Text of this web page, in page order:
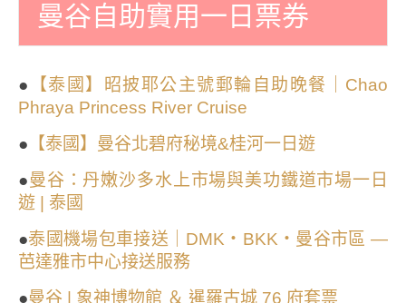
曼谷自助實用一日票券
●
【泰國】昭披耶公主號郵輪自助晚餐｜Chao
Phraya Princess River Cruise
● 【泰國】曼谷北碧府秘境&桂河一日遊
●曼谷：丹嫩沙多水上市場與美功鐵道市場一日
遊 | 泰國
●泰國機場包車接送｜DMK・BKK・曼谷市區 —
芭達雅市中心接送服務
●曼谷 | 象神博物館 ＆ 暹羅古城 76 府套票